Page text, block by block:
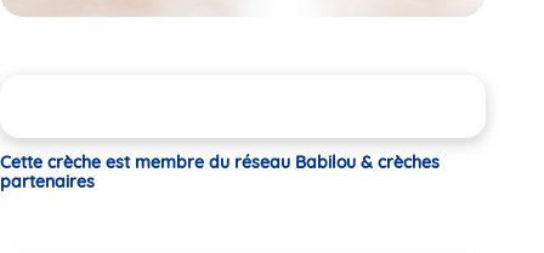
Cette crèche est membre du réseau Babilou & crèches
partenaires